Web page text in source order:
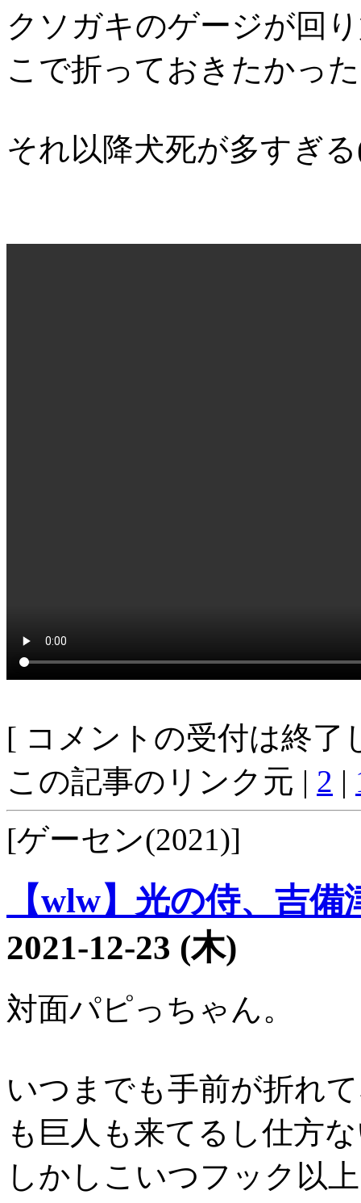
クソガキのゲージが回
こで折っておきたかっ
それ以降犬死が多すぎ
[ コメントの受付は終了
この記事のリンク元 | 2 |
[ゲーセン(2021)]
【wlw】光の侍、吉
2021-12-23 (木)
対面パピっちゃん。
いつまでも手前が折れ
も巨人も来てるし仕方
しかしこいつフック以